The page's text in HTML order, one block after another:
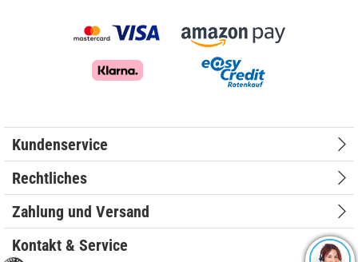
Kundenservice
Rechtliches
Zahlung und Versand
Kontakt & Service